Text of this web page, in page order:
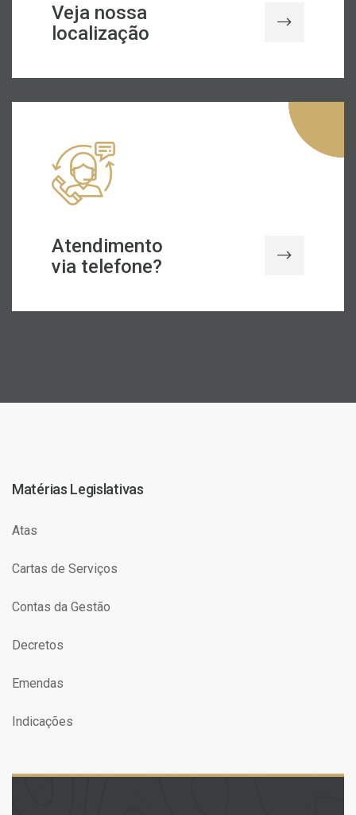
Veja nossa
localização
Atendimento
via telefone?
Matérias Legislativas
Atas
Cartas de Serviços
Contas da Gestão
Decretos
Emendas
Indicações